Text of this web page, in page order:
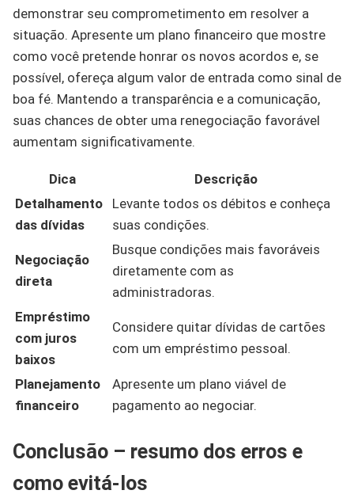
demonstrar seu comprometimento em resolver a
situação. Apresente um plano financeiro que mostre
como você pretende honrar os novos acordos e, se
possível, ofereça algum valor de entrada como sinal de
boa fé. Mantendo a transparência e a comunicação,
suas chances de obter uma renegociação favorável
aumentam significativamente.
Dica
Descrição
Detalhamento
das dívidas
Levante todos os débitos e conheça
suas condições.
Negociação
direta
Busque condições mais favoráveis
diretamente com as
administradoras.
Empréstimo
com juros
baixos
Considere quitar dívidas de cartões
com um empréstimo pessoal.
Planejamento
financeiro
Apresente um plano viável de
pagamento ao negociar.
Conclusão – resumo dos erros e
como evitá-los